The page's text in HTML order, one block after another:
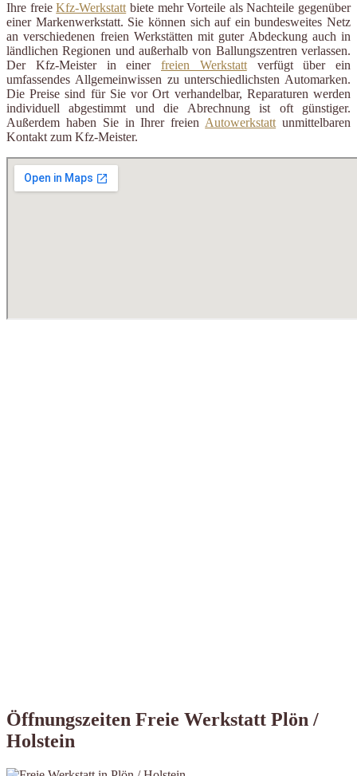
Ihre freieKfz-Werkstattbiete mehr Vorteile als Nachteile gegenüber
einer Markenwerkstatt. Sie können sich auf ein bundesweites Netz
an verschiedenen freien Werkstätten mit guter Abdeckung auch in
ländlichen Regionen und außerhalb von Ballungszentren verlassen.
Der Kfz-Meister in einer freien Werkstattverfügt über ein
umfassendes Allgemeinwissen zu unterschiedlichsten Automarken.
Die Preise sind für Sie vor Ort verhandelbar, Reparaturen werden
individuell abgestimmt und die Abrechnung ist oft günstiger.
Außerdem haben Sie in Ihrer freienAutowerkstattunmittelbaren
Kontakt zum Kfz-Meister.
Öffnungszeiten Freie Werkstatt Plön /
Holstein